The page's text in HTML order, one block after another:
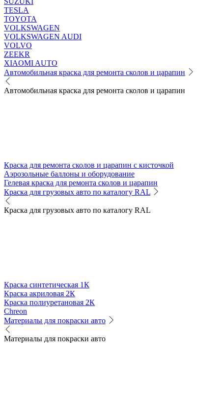
TESLA
TOYOTA
VOLKSWAGEN
VOLKSWAGEN AUDI
VOLVO
ZEEKR
XIAOMI AUTO
Автомобильная краска для ремонта сколов и царапин
Автомобильная краска для ремонта сколов и царапин
Краска для ремонта сколов и царапин с кисточкой
Аэрозольные баллоны и оборудование
Гелевая краска для ремонта сколов и царапин
Краска для грузовых авто по каталогу RAL
Краска для грузовых авто по каталогу RAL
Краска синтетическая 1К
Краска акриловая 2К
Краска полиуретановая 2К
Chreon
Материалы для покраски авто
Материалы для покраски авто